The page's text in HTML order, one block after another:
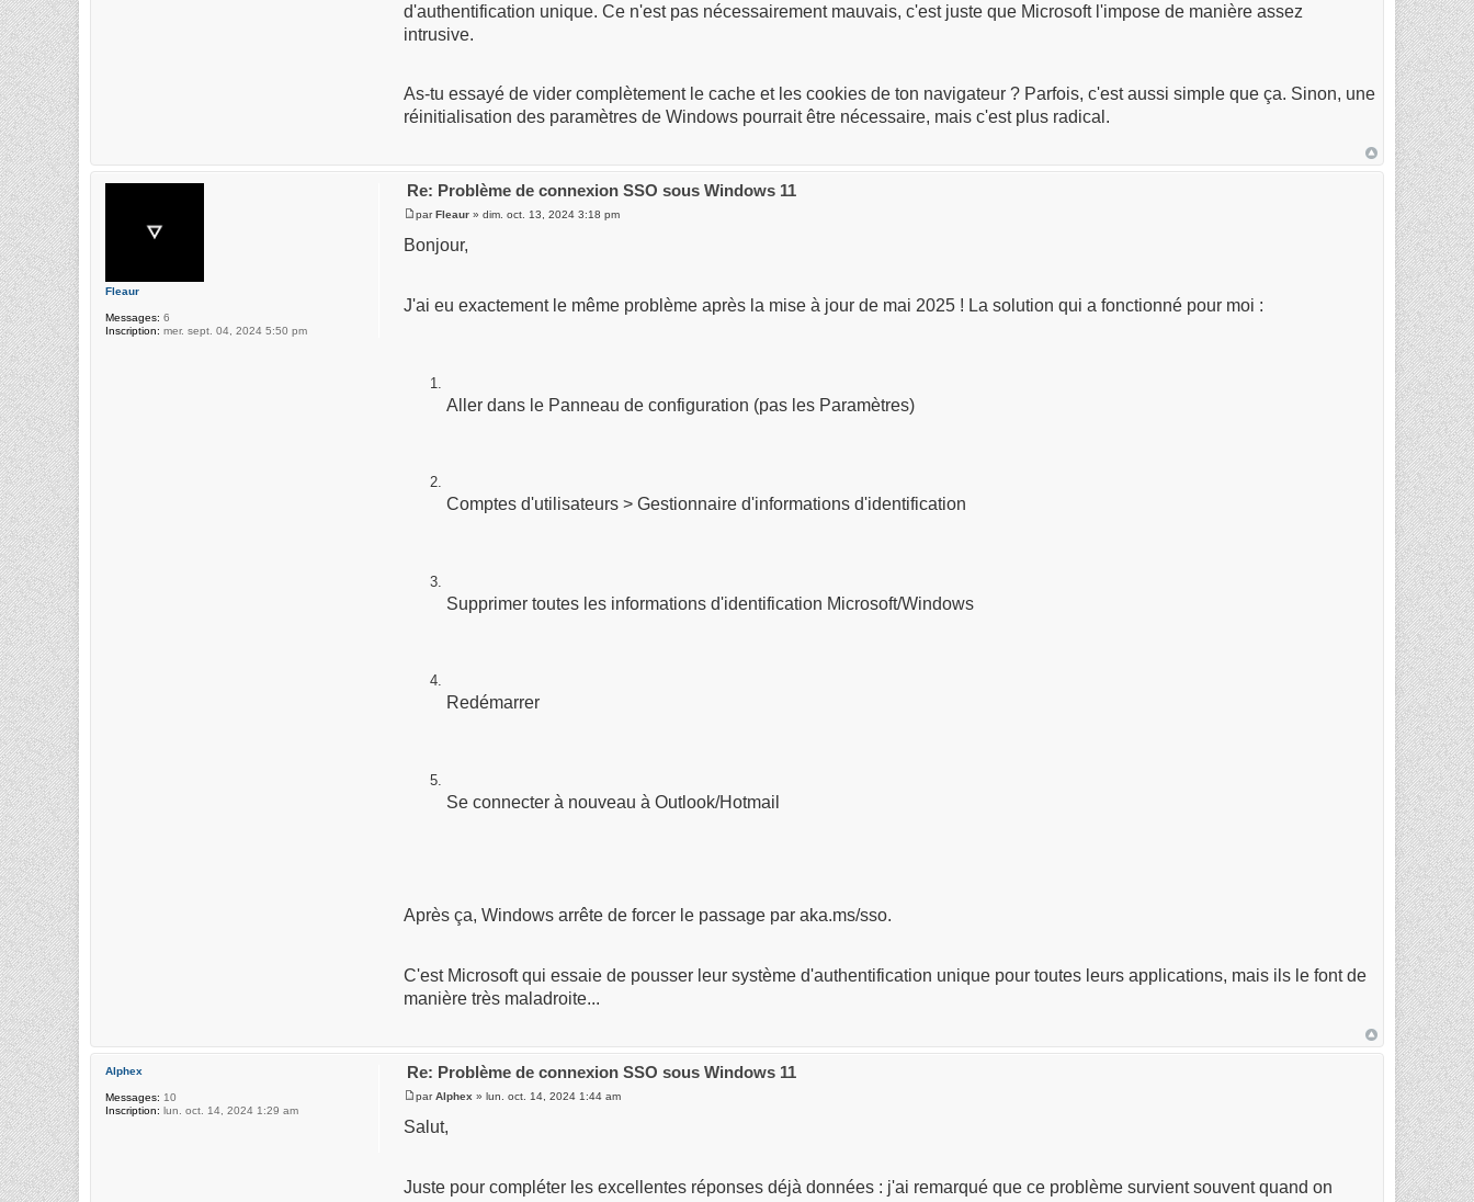
d'authentification unique. Ce n'est pas nécessairement mauvais, c'est juste que Microsoft l'impose de manière assez
intrusive.
As-tu essayé de vider complètement le cache et les cookies de ton navigateur ? Parfois, c'est aussi simple que ça. Sinon, une
réinitialisation des paramètres de Windows pourrait être nécessaire, mais c'est plus radical.
Re: Problème de connexion SSO sous Windows 11
parFleaur » dim. oct. 13, 2024 3:18 pm
Bonjour,
J'ai eu exactement le même problème après la mise à jour de mai 2025 ! La solution qui a fonctionné pour moi :
Aller dans le Panneau de configuration (pas les Paramètres)
Comptes d'utilisateurs > Gestionnaire d'informations d'identification
Supprimer toutes les informations d'identification Microsoft/Windows
Redémarrer
Se connecter à nouveau à Outlook/Hotmail
Après ça, Windows arrête de forcer le passage par aka.ms/sso.
C'est Microsoft qui essaie de pousser leur système d'authentification unique pour toutes leurs applications, mais ils le font de
manière très maladroite...
Fleaur
Messages: 6
Inscription: mer. sept. 04, 2024 5:50 pm
Re: Problème de connexion SSO sous Windows 11
parAlphex » lun. oct. 14, 2024 1:44 am
Salut,
Juste pour compléter les excellentes réponses déjà données : j'ai remarqué que ce problème survient souvent quand on
Alphex
Messages: 10
Inscription: lun. oct. 14, 2024 1:29 am